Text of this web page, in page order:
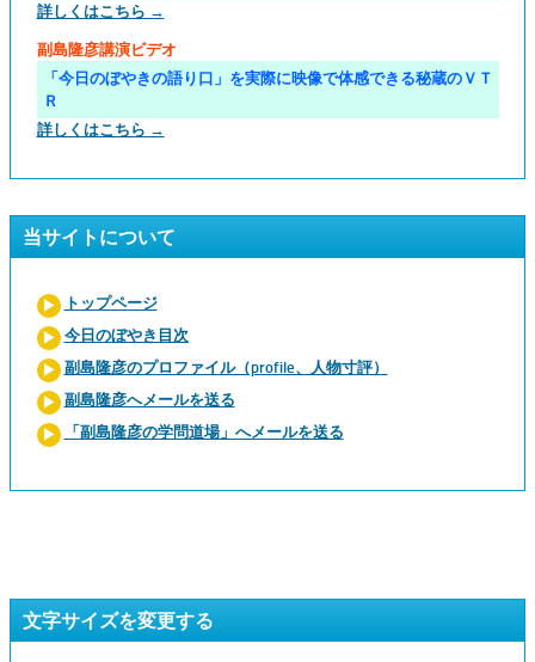
詳しくはこちら →
副島隆彦講演ビデオ
「今日のぼやきの語り口」を実際に映像で体感できる秘蔵のＶＴ
Ｒ
詳しくはこちら →
当サイトについて
トップページ
今日のぼやき目次
副島隆彦のプロファイル（profile、人物寸評）
副島隆彦へメールを送る
「副島隆彦の学問道場」へメールを送る
文字サイズを変更する